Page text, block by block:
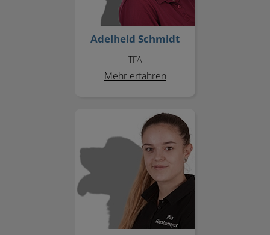
Adelheid Schmidt
TFA
Mehr erfahren
Pia Rustemeyer